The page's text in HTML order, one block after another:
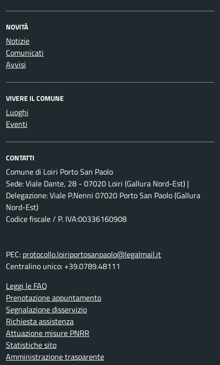
NOVITÀ
Notizie
Comunicati
Avvisi
VIVERE IL COMUNE
Luoghi
Eventi
CONTATTI
Comune di Loiri Porto San Paolo
Sede: Viale Dante, 28 - 07020 Loiri (Gallura Nord-Est) |
Delegazione: Viale P.Nenni 07020 Porto San Paolo (Gallura
Nord-Est)
Codice fiscale / P. IVA:00336160908
PEC: protocollo.loiriportosanpaolo@legalmail.it
Centralino unico: +39.0789.48111
Leggi le FAQ
Prenotazione appuntamento
Segnalazione disservizio
Richiesta assistenza
Attuazione misure PNRR
Statistiche sito
Amministrazione trasparente